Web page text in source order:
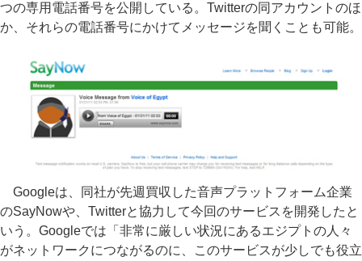
つの専用電話番号を公開している。Twitterの同アカウントのほ
か、それらの電話番号にかけてメッセージを聞くことも可能。
Googleは、同社が先週買収した音声プラットフォーム企業
のSayNowや、Twitterと協力して今回のサービスを開発したと
いう。Googleでは「非常に厳しい状況にあるエジプトの人々
がネットワークにつながるのに、このサービスが少しでも役立